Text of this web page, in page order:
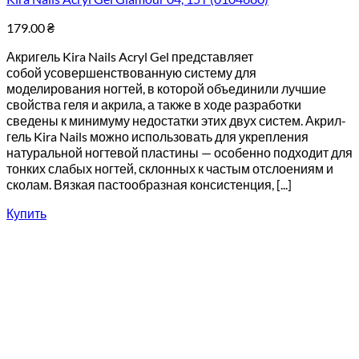
179.00₴
Акригель Kira Nails Acryl Gel представляет
собой усовершенствованную систему для
моделирования ногтей, в которой объединили лучшие
свойства геля и акрила, а также в ходе разработки
сведены к минимуму недостатки этих двух систем. Акрил-
гель Kira Nails можно использовать для укрепления
натуральной ногтевой пластины — особенно подходит для
тонких слабых ногтей, склонных к частым отслоениям и
сколам. Вязкая пастообразная консистенция, [...]
Купить